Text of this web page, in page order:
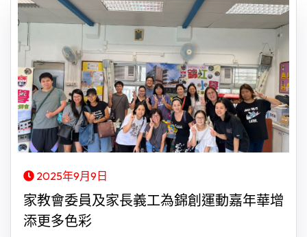
2025年9月9日
家教會委員及家長義工為錦創運動嘉年華增
添更多色彩